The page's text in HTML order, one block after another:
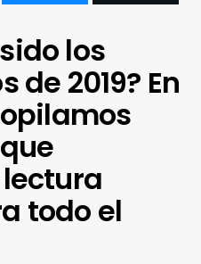
los
de 2019? En
todo el